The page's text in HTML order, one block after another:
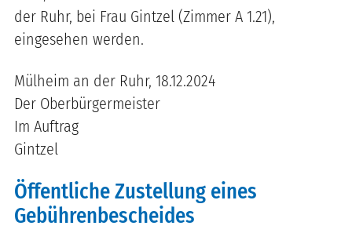
der Ruhr, bei Frau Gintzel (Zimmer A 1.21),
eingesehen werden.
Mülheim an der Ruhr, 18.12.2024
Der Oberbürgermeister
Im Auftrag
Gintzel
Öffentliche Zustellung eines
Gebührenbescheides